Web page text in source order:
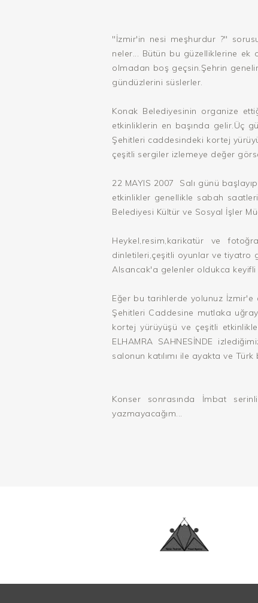
"İzmir'in nesi meşhurdur ?"
neler... Bütün bu güzelliklerine
olmadan boş geçsin.Şehrin
gündüzlerini süslerler.
Konak Belediyesinin organize
etkinliklerin en başında gelir.Üç
Şehitleri caddesindeki kortej
çeşitli sergiler izlemeye değer
22 MAYIS 2007 Salı günü
etkinlikler genellikle sabah
Belediyesi Kültür ve Sosyal İşler
Heykel,resim,karikatür ve
dinletileri,çeşitli oyunlar ve tiyatro
Alsancak'a gelenler oldukca keyifli
Eğer bu tarihlerde yolunuz İzmir'e
Şehitleri Caddesine mutlaka
kortej yürüyüşü ve çeşitli
ELHAMRA SAHNESİNDE
salonun katılımı ile ayakta ve
Konser sonrasında İmbat
yazmayacağım...